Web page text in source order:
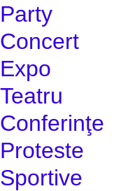
Party
Concert
Expo
Teatru
Conferinţe
Proteste
Sportive